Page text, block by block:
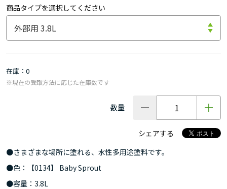
商品タイプを選択してください
在庫 0
※現在の受取方法に応じた在庫数です
数量
シェアする
●さまざまな場所に塗れる、水性多用途塗料です。
●色：【0134】 Baby Sprout
●容量：3.8L